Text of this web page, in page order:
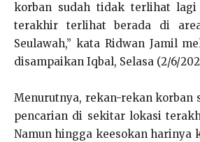
korban sudah tidak terlihat
terakhir terlihat berada di
Seulawah,” kata Ridwan Jamil
disampaikan Iqbal, Selasa (2/6/
Menurutnya, rekan-rekan korban
pencarian di sekitar lokasi
Namun hingga keesokan harinya